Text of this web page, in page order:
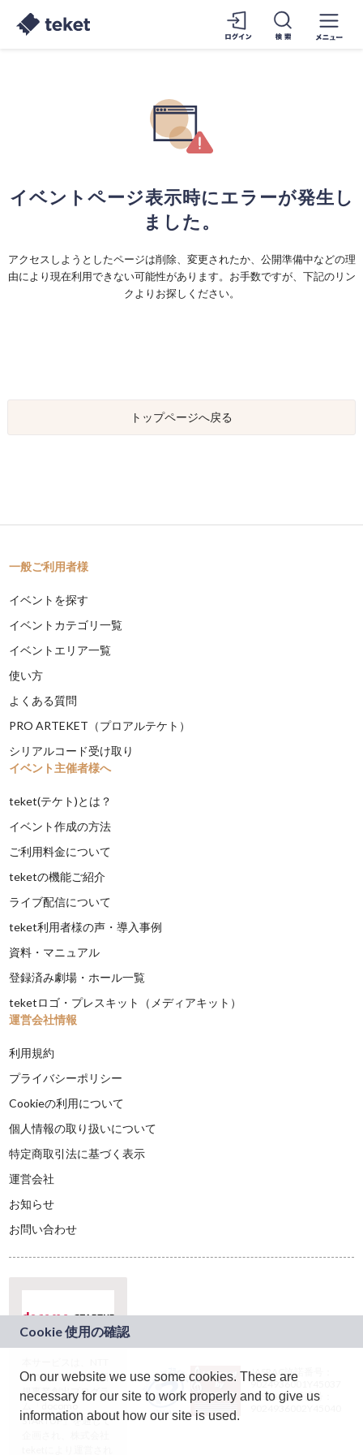
イベントページ表示時にエラーが発生し
ました。
アクセスしようとしたページは削除、変更されたか、公開準備中などの理
由により現在利用できない可能性があります。お手数ですが、下記のリン
クよりお探しください。
トップページへ戻る
一般ご利用者様
イベントを探す
イベントカテゴリ一覧
イベントエリア一覧
使い方
よくある質問
PRO ARTEKET（プロアルテケト）
シリアルコード受け取り
イベント主催者様へ
teket(テケト)とは？
イベント作成の方法
ご利用料金について
teketの機能ご紹介
ライブ配信について
teket利用者様の声・導入事例
資料・マニュアル
登録済み劇場・ホール一覧
teketロゴ・プレスキット（メディアキット）
運営会社情報
利用規約
プライバシーポリシー
Cookieの利用について
個人情報の取り扱いについて
特定商取引法に基づく表示
運営会社
お知らせ
お問い合わせ
ドコモグループの新
規事業創出プログラ
ム「docomo
STARTUP」を通じて
JASRAC許諾番号：
9024936001Y45037
JASRAC許諾番号：
On our website we use some cookies. These are
necessary for our site to work properly and to give us
information about how our site is used.